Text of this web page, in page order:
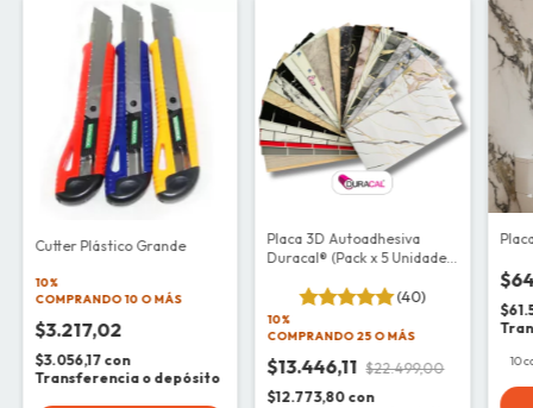
Cutter Plástico Grande
10%
COMPRANDO 10 O MÁS
$3.217,02
$3.056,17 con
Transferencia o depósito
Placa 3D Autoadhesiva
Duracal® (Pack x 5 Unidades
(40)
10%
COMPRANDO 25 O MÁS
$13.446,11 $22.499,00
$12.773,80 con
10